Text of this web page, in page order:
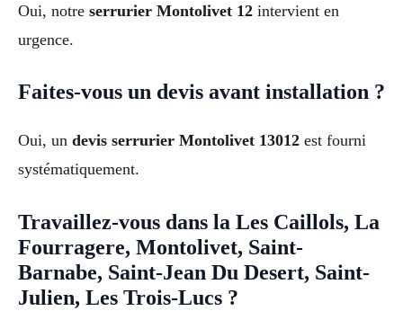
Oui, notre serrurier Montolivet 12 intervient en
urgence.
Faites-vous un devis avant installation ?
Oui, un devis serrurier Montolivet 13012 est fourni
systématiquement.
Travaillez-vous dans la Les Caillols, La
Fourragere, Montolivet, Saint-
Barnabe, Saint-Jean Du Desert, Saint-
Julien, Les Trois-Lucs ?